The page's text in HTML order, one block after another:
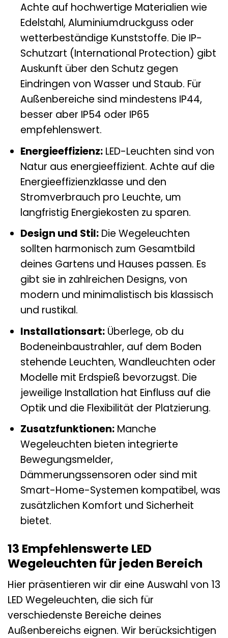
Achte auf hochwertige Materialien wie
Edelstahl, Aluminiumdruckguss oder
wetterbeständige Kunststoffe. Die IP-
Schutzart (International Protection) gibt
Auskunft über den Schutz gegen
Eindringen von Wasser und Staub. Für
Außenbereiche sind mindestens IP44,
besser aber IP54 oder IP65
empfehlenswert.
Energieeffizienz:LED-Leuchten sind von
Natur aus energieeffizient. Achte auf die
Energieeffizienzklasse und den
Stromverbrauch pro Leuchte, um
langfristig Energiekosten zu sparen.
Design und Stil:Die Wegeleuchten
sollten harmonisch zum Gesamtbild
deines Gartens und Hauses passen. Es
gibt sie in zahlreichen Designs, von
modern und minimalistisch bis klassisch
und rustikal.
Installationsart:Überlege, ob du
Bodeneinbaustrahler, auf dem Boden
stehende Leuchten, Wandleuchten oder
Modelle mit Erdspieß bevorzugst. Die
jeweilige Installation hat Einfluss auf die
Optik und die Flexibilität der Platzierung.
Zusatzfunktionen:Manche
Wegeleuchten bieten integrierte
Bewegungsmelder,
Dämmerungssensoren oder sind mit
Smart-Home-Systemen kompatibel, was
zusätzlichen Komfort und Sicherheit
bietet.
13 Empfehlenswerte LED
Wegeleuchten für jeden Bereich
Hier präsentieren wir dir eine Auswahl von 13
LED Wegeleuchten, die sich für
verschiedenste Bereiche deines
Außenbereichs eignen. Wir berücksichtigen